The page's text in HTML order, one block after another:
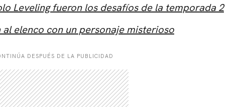
Leveling fueron los desafíos de la temporada 2
al elenco con un personaje misterioso
DESPUÉS DE LA PUBLICIDAD